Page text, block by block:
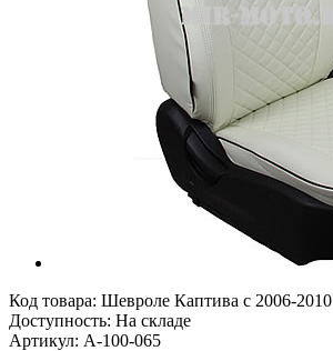
Код товара: Шевроле Каптива с 2006-2010
Доступность: На складе
Артикул: A-100-065